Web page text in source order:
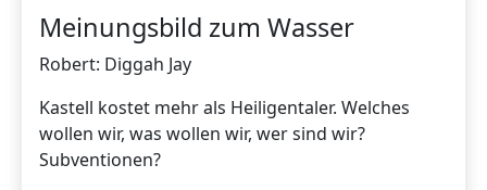
Meinungsbild zum Wasser
Robert: Diggah Jay
Kastell kostet mehr als Heiligentaler. Welches
wollen wir, was wollen wir, wer sind wir?
Subventionen?